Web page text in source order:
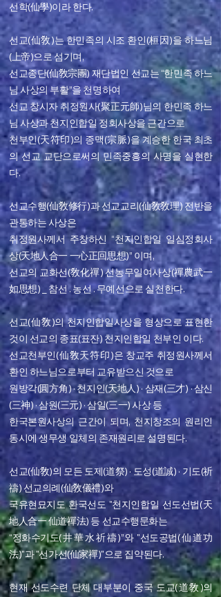
선학(仙學)이라 한다.
선교(仙敎)는 한민족의 시조 환인(桓因)을 하느님
(上帝)으로 섬기며,
선교종단(仙敎宗團) 재단법인 선교는 “한민족 하느
님 사상의 부활”을 천명하여
선교 창시자 취정원사(聚正元師)님의 한민족 하느
님 사상과 천지인합일 정회사상을 근간으로
천부인(天符印)의 종맥(宗脈)을 계승한 한국 최초
의 선교 교단으로써의 민족중흥의 사명을 실현한
다.
선교수행(仙敎修行)과 선교교리(仙敎敎理) 전반을
관통하는 사상은
취정원사께서 주창하신 “천지인합일 일심정회사
상(天地人合一 一心正回思想)” 이며,
선교의 교화선(敎化禪) 선농무일여사상(禪農武一
如思想) _ 참선 . 농선 . 무예선으로 실천한다.
선교(仙敎)의 천지인합일사상을 형상으로 표현한
것이 선교의 종표(표잔) 천지인합일 천부인 이다.
선교천부인(仙敎天符印)은 창교주 취정원사께서
환인 하느님으로부터 교유받으신 것으로
원방각(圓方角) · 천지인(天地人) · 삼재(三才) · 삼신
(三神) · 삼원(三元) · 삼일(三一) 사상 등
한국본원사상의 근간이 되며, 천지창조의 원리인
동시에 생무생 일체의 존재원리로 설명된다.
선교(仙敎)의 모든 도제(道祭) · 도성(道誠) · 기도(祈
禱) 선교의례(仙敎儀禮)와
국유현묘지도 환국선도 "천지인합일 선도선법(天
地人合一 仙道禪法) 등 선교수행문화는
“정화수기도(井華水祈禱)”와 "선도공법(仙道功
法)"과 "선가선(仙家禪)"으로 집약된다.
현재 선도수련 단체 대부분이 중국 도교(道敎)의